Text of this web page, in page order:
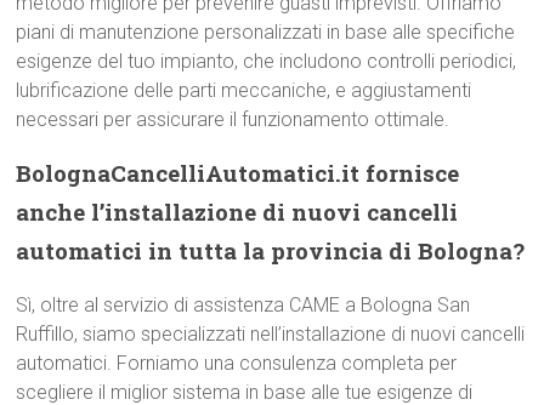
piani di manutenzione personalizzati in base alle specifiche
esigenze del tuo impianto, che includono controlli periodici,
lubrificazione delle parti meccaniche, e aggiustamenti
necessari per assicurare il funzionamento ottimale.
BolognaCancelliAutomatici.it fornisce
anche l’installazione di nuovi cancelli
automatici in tutta la provincia di Bologna?
Sì, oltre al servizio di assistenza CAME a Bologna San
Ruffillo, siamo specializzati nell’installazione di nuovi cancelli
automatici. Forniamo una consulenza completa per
scegliere il miglior sistema in base alle tue esigenze di